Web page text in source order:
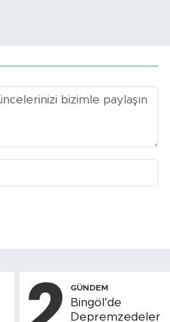
GÜNDEM
Bingöl’de
Depremzedeler